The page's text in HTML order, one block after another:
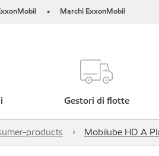
• Marchi ExxonMobil
Gestori di flotte
products Mobilube HD A